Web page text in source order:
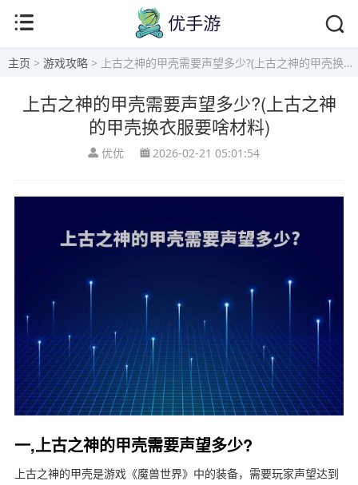
主页 > 游戏攻略 > 上古之神的甲壳需要声望多少?(上古之神的甲壳换衣服要啥材料)
上古之神的甲壳需要声望多少?(上古之神
的甲壳换衣服要啥材料)
优优 2026-02-21 05:01:54
一,上古之神的甲壳需要声望多少?
上古之神的甲壳是游戏《魔兽世界》中的装备，需要玩家声望达到